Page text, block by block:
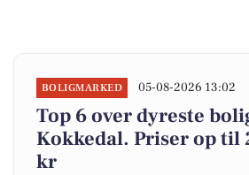
BOLIGMARKED 05-08-2026 13:02
Top 6 over dyreste
Kokkedal. Priser op til
kr